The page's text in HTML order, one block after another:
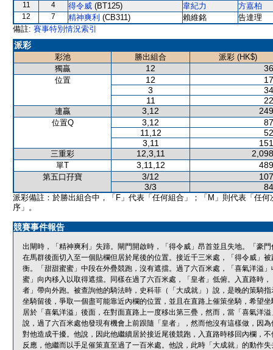
11 4 得令威 (BT125) 韋紀力 方嘉柏
12 7 精神爽利 (CB311) 賴維銘
告達理
備註: 賽事特別情況索引
派彩
彩池 勝出組合
派彩 (HK$)
獨贏
12
位置 12
3
11
連贏 3,12
位置Q 3,12
11,12
3,11
三重彩 12,3,11
單T 3,11,12
第五口孖寶 3/12
3/3
派彩備註：於勝出組合中，「F」代表「任何組合」；「M」則代表「任何
序」。
競賽事件報告
出閘時，「精神爽利」失蹄。閘門開啟時，「得令威」昂首並且失地。「豪
在馬群後面切入至一個貼欄但居於尾後的位置。接近千三米處，「得令威」
衡。「甜甜蜜蜜」中段在外疊競跑，沒有遮擋。過了六百米處，「喜氣洋溢
蜜」向內移入以取得遮擋。同樣在過了六百米處，「皇者」低俯。入直路時
者」帶向外跑。被查詢他的騎法時，史科菲（「大成就」）說，是晚的策騎
坐騎留後，爭取一個盡可能靠近內欄的位置，並且在直路上催策坐騎，希望
居於「喜氣洋溢」後面，在對面直路上一度移出第三疊，然而，當「喜氣洋
說，過了六百米處他發現有機會上前跟隨「皇者」，然而他沒有這樣做，因
對他造成干擾。他說，因此他繼續居於接近尾後競跑，入直路時移回內欄，
反應，他繼而以手足催策直至過了一百米處。他說，此時「大成就」的動作